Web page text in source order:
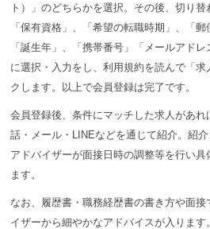
ト）」のどちらかを選択。その後、切り
「保有資格」、「希望の転職時期」、「郵
「誕生年」、「携帯番号」「メールアド
に選択・入力をし、利用規約を読んで「
クします。以上で会員登録は完了です。
会員登録後、条件にマッチした求人があ
話・メール・LINEなどを通じて紹介。紹
アドバイザーが面接日時の調整等を行い具
ます。
なお、履歴書・職務経歴書の書き方や面
イザーから細やかなアドバイスが入ります。